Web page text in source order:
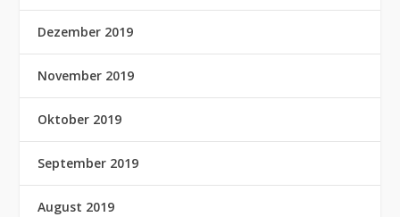
Dezember 2019
November 2019
Oktober 2019
September 2019
August 2019